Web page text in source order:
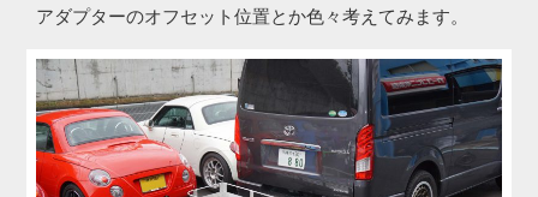
アダプターのオフセット位置とか色々考えてみます。